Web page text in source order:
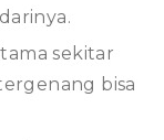
sekitar
bisa